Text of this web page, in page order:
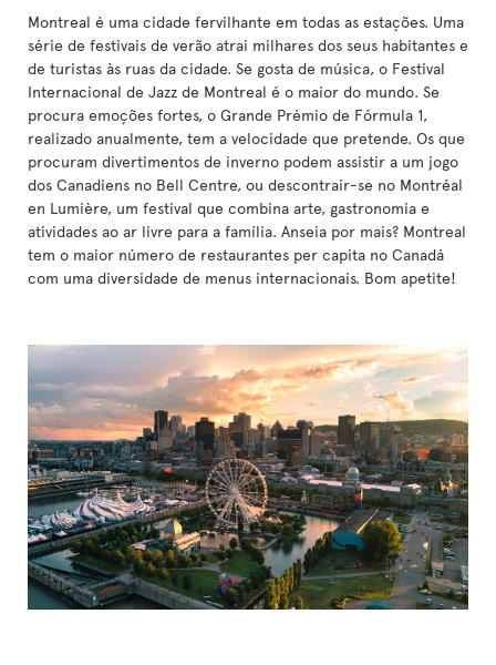
Montreal é uma cidade fervilhante em todas as estações. Uma
série de festivais de verão atrai milhares dos seus habitantes e
de turistas às ruas da cidade. Se gosta de música, o Festival
Internacional de Jazz de Montreal é o maior do mundo. Se
procura emoções fortes, o Grande Prémio de Fórmula 1,
realizado anualmente, tem a velocidade que pretende. Os que
procuram divertimentos de inverno podem assistir a um jogo
dos Canadiens no Bell Centre, ou descontrair-se no Montréal
en Lumière, um festival que combina arte, gastronomia e
atividades ao ar livre para a família. Anseia por mais? Montreal
tem o maior número de restaurantes per capita no Canadá
com uma diversidade de menus internacionais. Bom apetite!